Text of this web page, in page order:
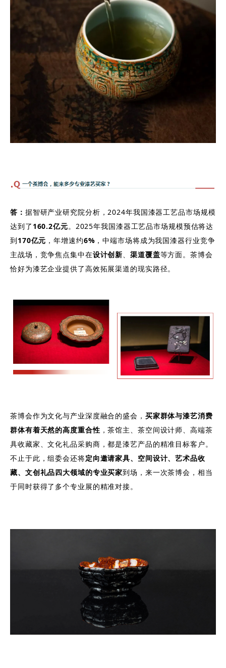
答： 据智研产业研究院分析，2024年我国漆器工艺品市场规模
达到了 160.2亿元。2025年我国漆器工艺品市场规模预估将达
到170亿元 ，年增速约6% ，中端市场将成为我国漆器行业竞争
主战场，竞争焦点集中在设计创新 渠道覆盖等方面。茶博会
恰好为漆艺企业提供了高效拓展渠道的现实路径。
茶博会作为文化与产业深度融合的盛会， 买家群体与漆艺消费
群体有着天然的高度重合性 ，茶馆主、茶空间设计师、高端茶
具收藏家、文化礼品采购商，都是漆艺产品的精准目标客户。
不止于此，组委会还将定向邀请家具、空间设计、艺术品收
藏、文创礼品四大领域的专业买家到场，来一次茶博会，相当
于同时获得了多个专业展的精准对接。